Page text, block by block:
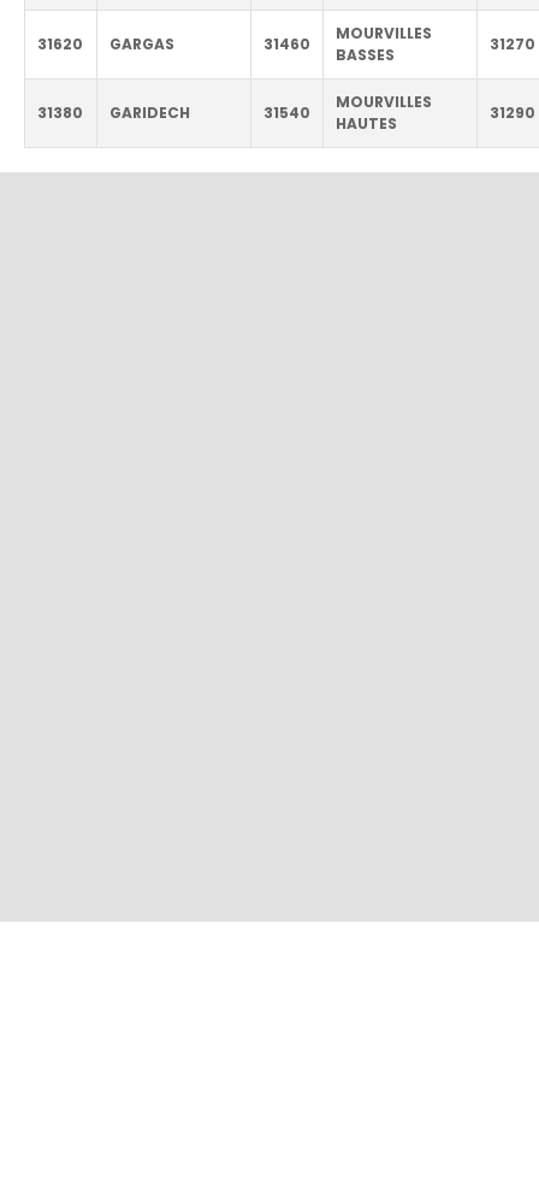
31620 GARGAS 31460
MOURVILLES
BASSES
31270
31380 GARIDECH 31540
MOURVILLES
HAUTES
31290